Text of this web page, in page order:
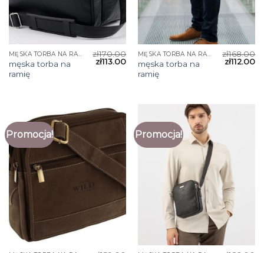
MĘSKA TORBA NA RAMIĘ
męska torba na
ramię
zł170.00
zł113.00
MĘSKA TORBA NA RAMIĘ
męska torba na
ramię
zł168.00
zł112.00
Promocja! Promocja!